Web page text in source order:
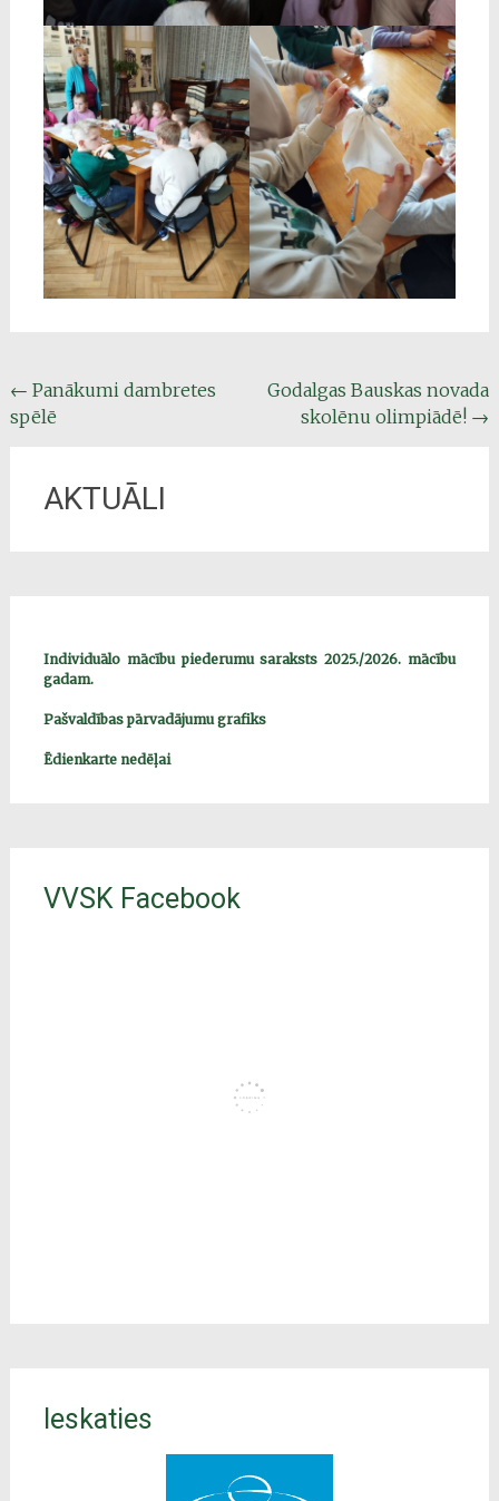
Post
navigation
← Panākumi dambretes
spēlē
Godalgas Bauskas novada
skolēnu olimpiādē! →
AKTUĀLI
Individuālo mācību piederumu saraksts 2025./2026. mācību
gadam.
Pašvaldības pārvadājumu grafiks
Ēdienkarte nedēļai
VVSK Facebook
Ieskaties